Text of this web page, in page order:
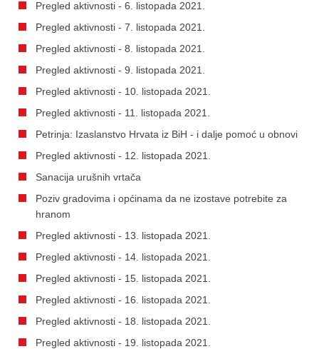
Pregled aktivnosti - 6. listopada 2021.
Pregled aktivnosti - 7. listopada 2021.
Pregled aktivnosti - 8. listopada 2021.
Pregled aktivnosti - 9. listopada 2021.
Pregled aktivnosti - 10. listopada 2021.
Pregled aktivnosti - 11. listopada 2021.
Petrinja: Izaslanstvo Hrvata iz BiH - i dalje pomoć u obnovi
Pregled aktivnosti - 12. listopada 2021.
Sanacija urušnih vrtača
Poziv gradovima i općinama da ne izostave potrebite za
hranom
Pregled aktivnosti - 13. listopada 2021.
Pregled aktivnosti - 14. listopada 2021.
Pregled aktivnosti - 15. listopada 2021.
Pregled aktivnosti - 16. listopada 2021.
Pregled aktivnosti - 18. listopada 2021.
Pregled aktivnosti - 19. listopada 2021.